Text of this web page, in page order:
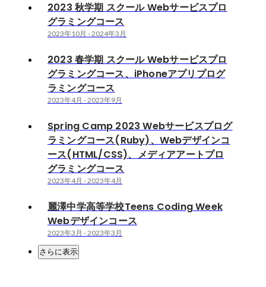
2023 秋学期 スクール Webサービスプロ
グラミングコース
2023年10月 -2024年3月
2023 春学期 スクール Webサービスプロ
グラミングコース、iPhoneアプリプログ
ラミングコース
2023年4月 -2023年9月
Spring Camp 2023 Webサービスプログ
ラミングコース(Ruby)、Webデザインコ
ース(HTML/CSS)、メディアアートプロ
グラミングコース
2023年4月 -2023年4月
麗澤中学高等学校Teens Coding Week
Webデザインコース
2023年3月 -2023年3月
さらに表示